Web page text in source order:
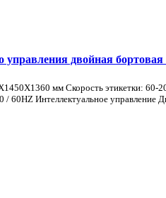
двойная бортовая
мм Скорость этикетки: 60-
Интеллектуальное управление